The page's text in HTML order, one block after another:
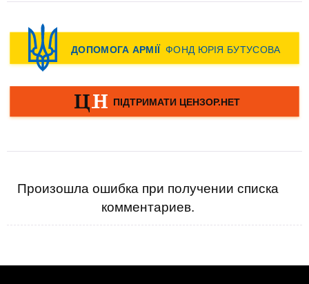
Произошла ошибка при получении списка
комментариев.